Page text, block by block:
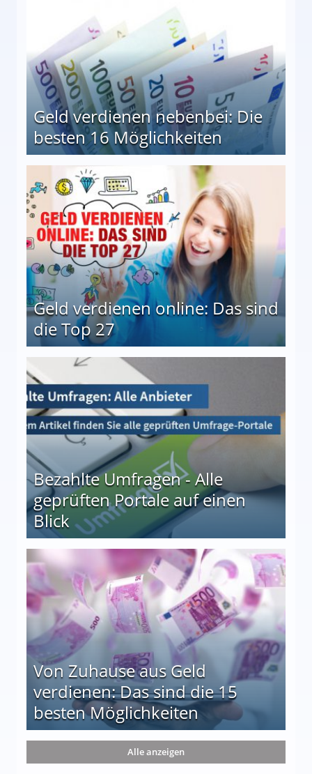
Geld verdienen nebenbei: Die
besten 16 Möglichkeiten
Geld verdienen online: Das sind
die Top 27
Bezahlte Umfragen - Alle
geprüften Portale auf einen
Blick
auf einen Blick
Von Zuhause aus Geld
verdienen: Das sind die 15
besten Möglichkeiten
die 15 besten Möglichkeiten
Alle anzeigen